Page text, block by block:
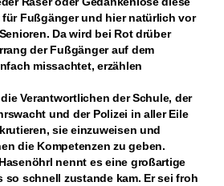
Fußgänger und hier natürlich vor
Da wird bei Rot drüber
der Fußgänger auf dem
missachtet, erzählen
Verantwortlichen der Schule, der
und der Polizei in aller Eile
sie einzuweisen und
die Kompetenzen zu geben.
nennt es eine großartige
so schnell zustande kam. Er sei froh